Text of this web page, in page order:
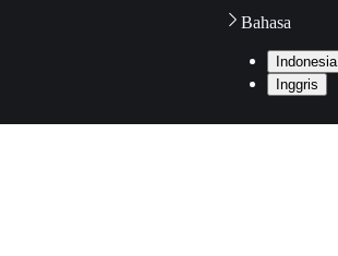
Bahasa
Indonesia
Inggris